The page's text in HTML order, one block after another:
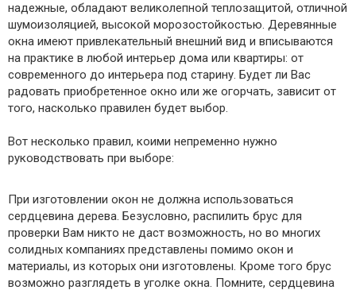
надежные, обладают великолепной теплозащитой, отличной
шумоизоляцией, высокой морозостойкостью. Деревянные
окна имеют привлекательный внешний вид и вписываются
на практике в любой интерьер дома или квартиры: от
современного до интерьера под старину. Будет ли Вас
радовать приобретенное окно или же огорчать, зависит от
того, насколько правилен будет выбор.
Вот несколько правил, коими непременно нужно
руководствовать при выборе:
При изготовлении окон не должна использоваться
сердцевина дерева. Безусловно, распилить брус для
проверки Вам никто не даст возможность, но во многих
солидных компаниях представлены помимо окон и
материалы, из которых они изготовлены. Кроме того брус
возможно разглядеть в уголке окна. Помните, сердцевина